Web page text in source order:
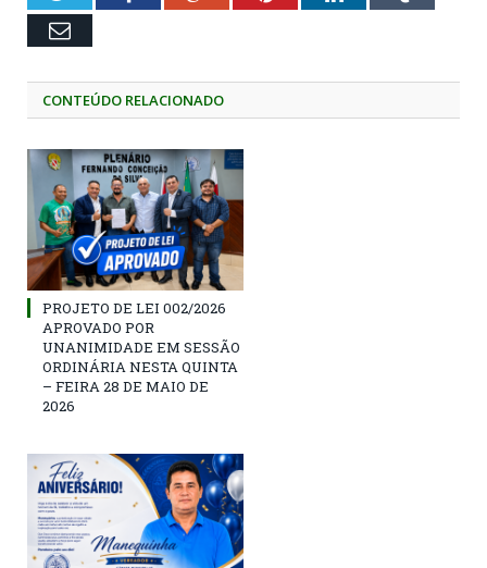
Email
CONTEÚDO RELACIONADO
PROJETO DE LEI 002/2026
APROVADO POR
UNANIMIDADE EM SESSÃO
ORDINÁRIA NESTA QUINTA
– FEIRA 28 DE MAIO DE
2026